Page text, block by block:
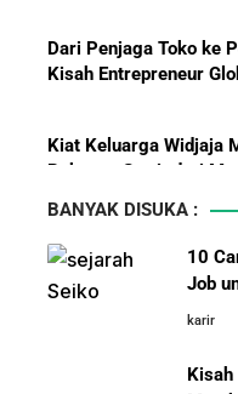
Kisah Entrepreneur
Raksasa Sawit dari
5 Karakter yang
Wajib Dihindari
10 Hambatan Utama
BANYAK DISUKA :
10
Job
karir